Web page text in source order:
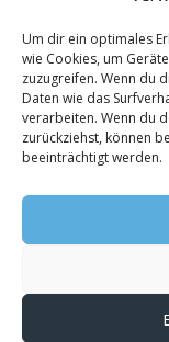
Um dir ein optimales
wie Cookies, um
zuzugreifen. Wenn du
Daten wie das
verarbeiten. Wenn du
zurückziehst, können
beeinträchtigt werden.
eingebunden
man sie kennt.
frischen Wind
aber durchaus
erfolgreich
Yahya